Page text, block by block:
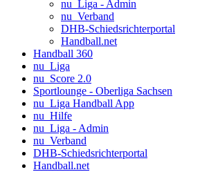
nu_Liga - Admin
nu_Verband
DHB-Schiedsrichterportal
Handball.net
Handball 360
nu_Liga
nu_Score 2.0
Sportlounge - Oberliga Sachsen
nu_Liga Handball App
nu_Hilfe
nu_Liga - Admin
nu_Verband
DHB-Schiedsrichterportal
Handball.net